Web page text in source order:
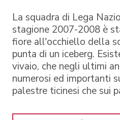
La squadra di Lega
stagione 2007-2008 è
fiore all'occhiello della
punta di un iceberg.
vivaio, che negli ultimi
numerosi ed importanti
palestre ticinesi che sui